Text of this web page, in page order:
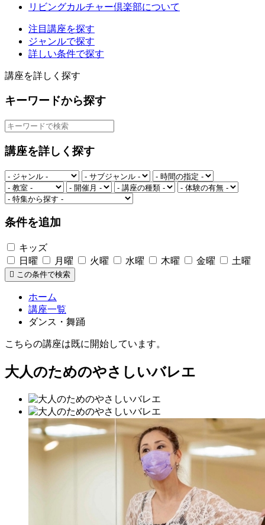
リビングカルチャー倶楽部について
注目講座を探す
ジャンルで探す
詳しい条件で探す
講座を詳しく探す
キーワードから探す
講座を詳しく探す
条件を追加
キッズ
日曜
月曜 火曜 水曜 木曜 金曜 土曜
この条件で検索
ホーム
講座一覧
ダンス・舞踊
こちらの講座は既に開始しています。
大人のためのやさしいバレエ